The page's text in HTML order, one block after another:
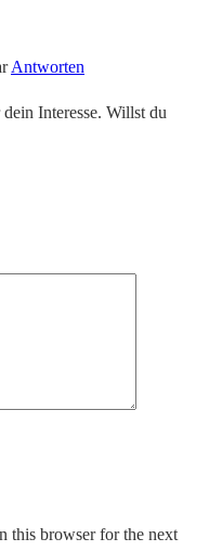
Antworten
Interesse. Willst du
this browser for the next